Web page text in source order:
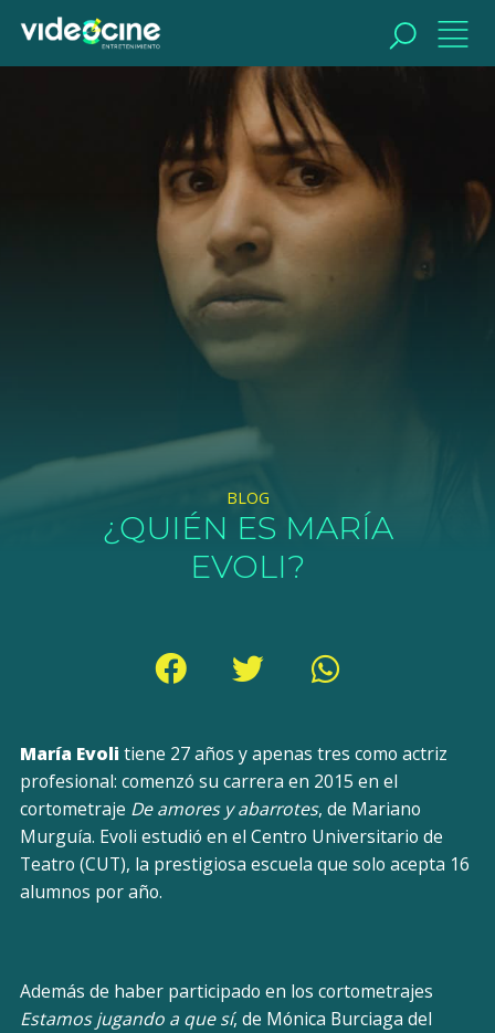
BLOG
¿QUIÉN ES MARÍA
EVOLI?
María Evoli tiene 27 años y apenas tres como actriz
profesional: comenzó su carrera en 2015 en el
cortometraje De amores y abarrotes, de Mariano
Murguía. Evoli estudió en el Centro Universitario de
Teatro (CUT), la prestigiosa escuela que solo acepta 16
alumnos por año.
Además de haber participado en los cortometrajes
Estamos jugando a que sí, de Mónica Burciaga del